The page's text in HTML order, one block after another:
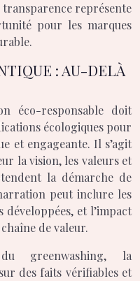
transparence représente
pour les marques
: AU-DELÀ
éco-responsable doit
écologiques pour
et engageante. Il s’agit
la vision, les valeurs et
la démarche de
peut inclure les
et l’impact
de valeur.
greenwashing, la
des faits vérifiables et